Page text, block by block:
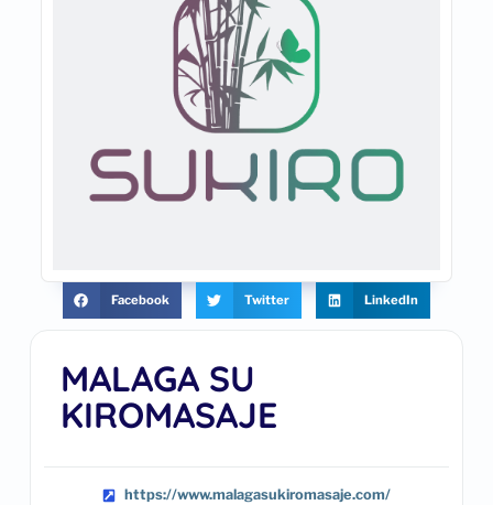
MALAGA SU
KIROMASAJE
https://www.malagasukiromasaje.com/
Facebook Twitter LinkedIn